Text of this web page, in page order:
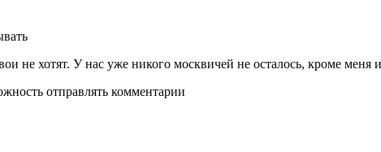
не хотят. У нас уже никого москвичей не осталось, кроме
отправлять комментарии